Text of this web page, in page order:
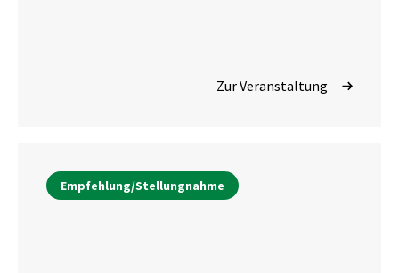
Zur Veranstaltung
Empfehlung/Stellungnahme